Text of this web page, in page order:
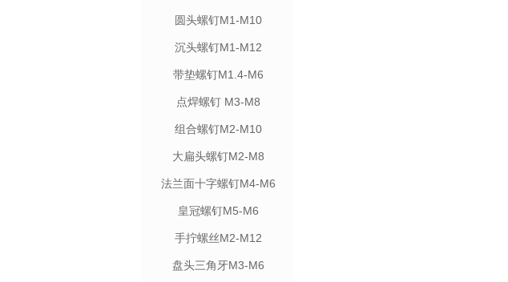
圆头螺钉M1-M10
沉头螺钉M1-M12
带垫螺钉M1.4-M6
点焊螺钉 M3-M8
组合螺钉M2-M10
大扁头螺钉M2-M8
法兰面十字螺钉M4-M6
皇冠螺钉M5-M6
手拧螺丝M2-M12
盘头三角牙M3-M6